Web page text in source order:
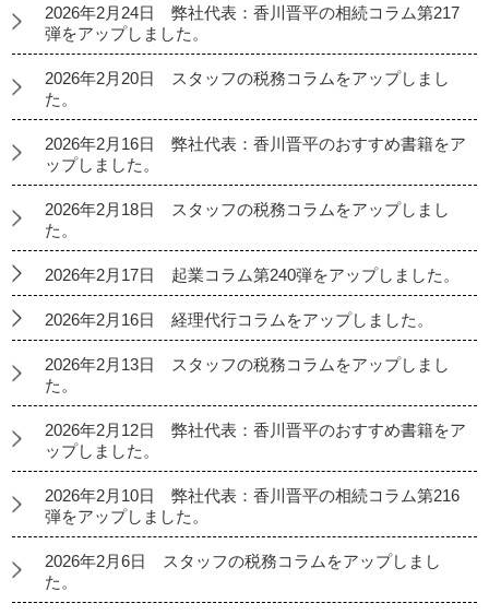
2026年2月24日 弊社代表：香川晋平の相続コラム第217
弾をアップしました。
2026年2月20日 スタッフの税務コラムをアップしまし
た。
2026年2月16日 弊社代表：香川晋平のおすすめ書籍をア
ップしました。
2026年2月18日 スタッフの税務コラムをアップしまし
た。
2026年2月17日 起業コラム第240弾をアップしました。
2026年2月16日 経理代行コラムをアップしました。
2026年2月13日 スタッフの税務コラムをアップしまし
た。
2026年2月12日 弊社代表：香川晋平のおすすめ書籍をア
ップしました。
2026年2月10日 弊社代表：香川晋平の相続コラム第216
弾をアップしました。
2026年2月6日 スタッフの税務コラムをアップしまし
た。